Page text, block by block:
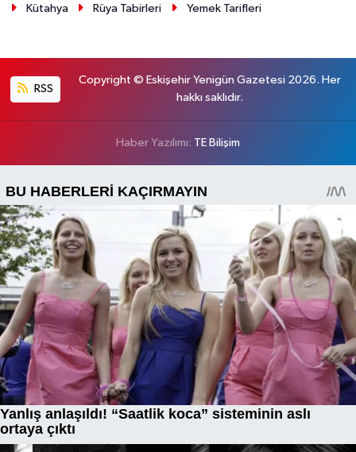
Kütahya
Rüya Tabirleri Yemek Tarifleri
RSS
Copyright © Eskişehir Yenigün Gazetesi 2026. Her
hakkı saklıdır.
Haber Yazılımı: TE Bilişim